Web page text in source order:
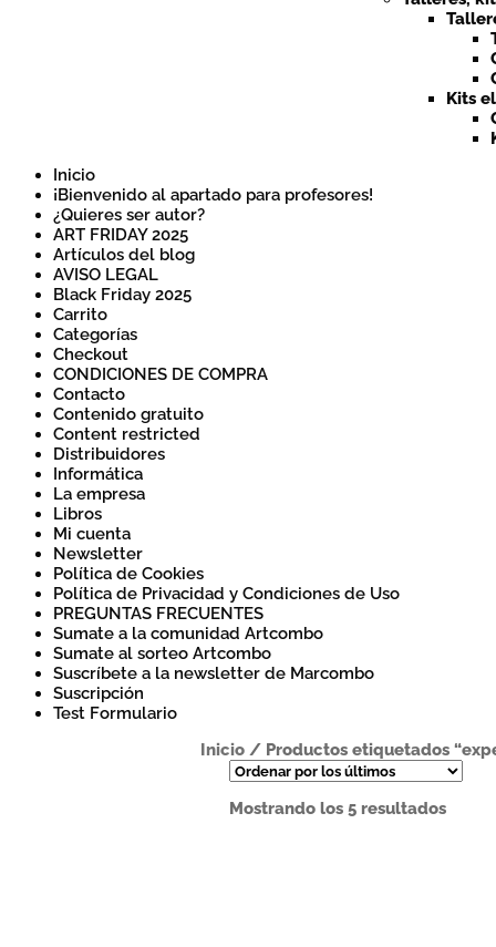
Kits
Inicio
¡Bienvenido al apartado para profesores!
¿Quieres ser autor?
ART FRIDAY 2025
Artículos del blog
AVISO LEGAL
Black Friday 2025
Carrito
Categorías
Checkout
CONDICIONES DE COMPRA
Contacto
Contenido gratuito
Content restricted
Distribuidores
Informática
La empresa
Libros
Mi cuenta
Newsletter
Política de Cookies
Política de Privacidad y Condiciones de Uso
PREGUNTAS FRECUENTES
Sumate a la comunidad Artcombo
Sumate al sorteo Artcombo
Suscríbete a la newsletter de Marcombo
Suscripción
Test Formulario
Inicio/ Productos etiquetados
Mostrando los 5 resultados